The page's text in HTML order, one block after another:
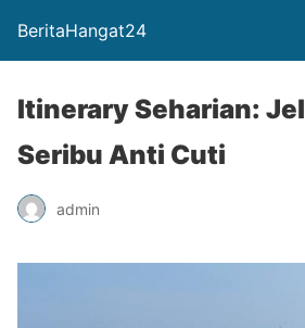
BeritaHangat24
Itinerary Seharian:
Seribu Anti Cuti
admin